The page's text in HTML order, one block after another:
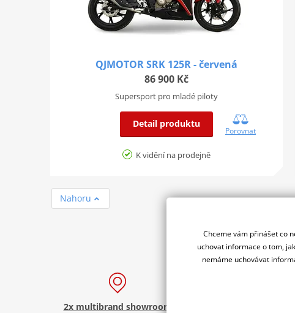
QJMOTOR SRK 125R - červená
86 900 Kč
Supersport pro mladé piloty
Detail produktu
Porovnat
K vidění na prodejně
Nahoru
2x multibrand showroom
Chceme vám přinášet co
uchovat informace o tom,
nemáme uchovávat